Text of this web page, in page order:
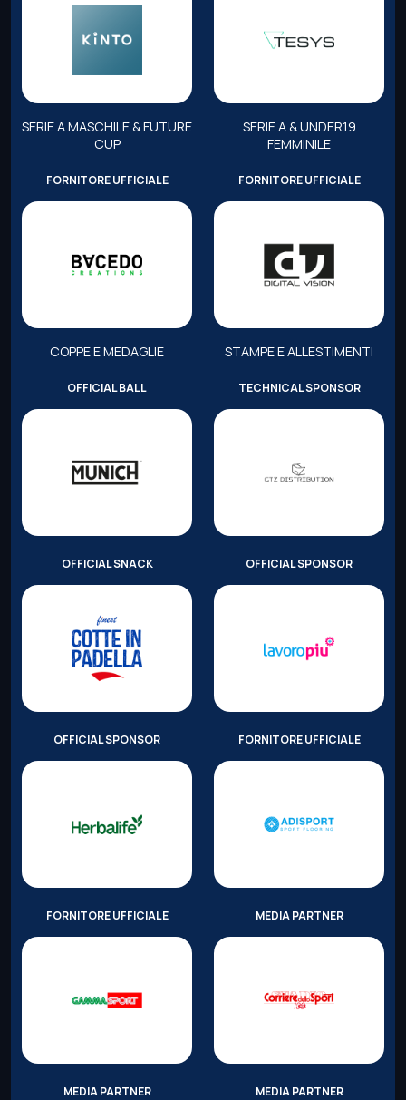
SERIE A MASCHILE & FUTURE
CUP
SERIE A & UNDER19
FEMMINILE
FORNITORE UFFICIALE
COPPE E MEDAGLIE
FORNITORE UFFICIALE
STAMPE E ALLESTIMENTI
OFFICIAL BALL TECHNICAL SPONSOR
OFFICIAL SNACK OFFICIAL SPONSOR
OFFICIAL SPONSOR FORNITORE UFFICIALE
FORNITORE UFFICIALE MEDIA PARTNER
MEDIA PARTNER MEDIA PARTNER